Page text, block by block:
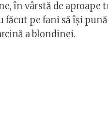
în vârstă de aproape
făcut pe fani să își
a blondinei.